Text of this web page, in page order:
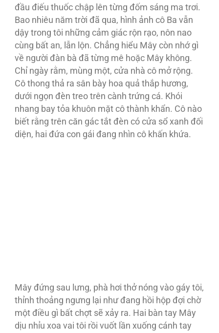
đầu điếu thuốc chập lên từng đốm sáng ma trơi.
Bao nhiêu năm trời đã qua, hình ảnh cô Ba vẫn
dậy trong tôi những cảm giác rộn rạo, nôn nao
cùng bất an, lẫn lộn. Chẳng hiểu Mây còn nhớ gì
về người đàn bà đã từng mê hoặc Mây không.
Chỉ ngày rằm, mùng một, cửa nhà cô mở rộng.
Cô thong thả ra sân bày hoa quả thắp hương,
dưới ngọn đèn treo trên cành trứng cá. Khói
nhang bay tỏa khuôn mặt cô thành khẩn. Cô nào
biết rằng trên căn gác tắt đèn có cửa sổ xanh đối
diện, hai đứa con gái đang nhìn cô khấn khứa.
Mây đứng sau lưng, phà hơi thở nóng vào gáy tôi,
thỉnh thoảng ngưng lại như đang hồi hộp đợi chờ
một điều gì bất chợt sẽ xảy ra. Hai bàn tay Mây
dịu nhỉu xoa vai tôi rồi vuốt lần xuống cánh tay